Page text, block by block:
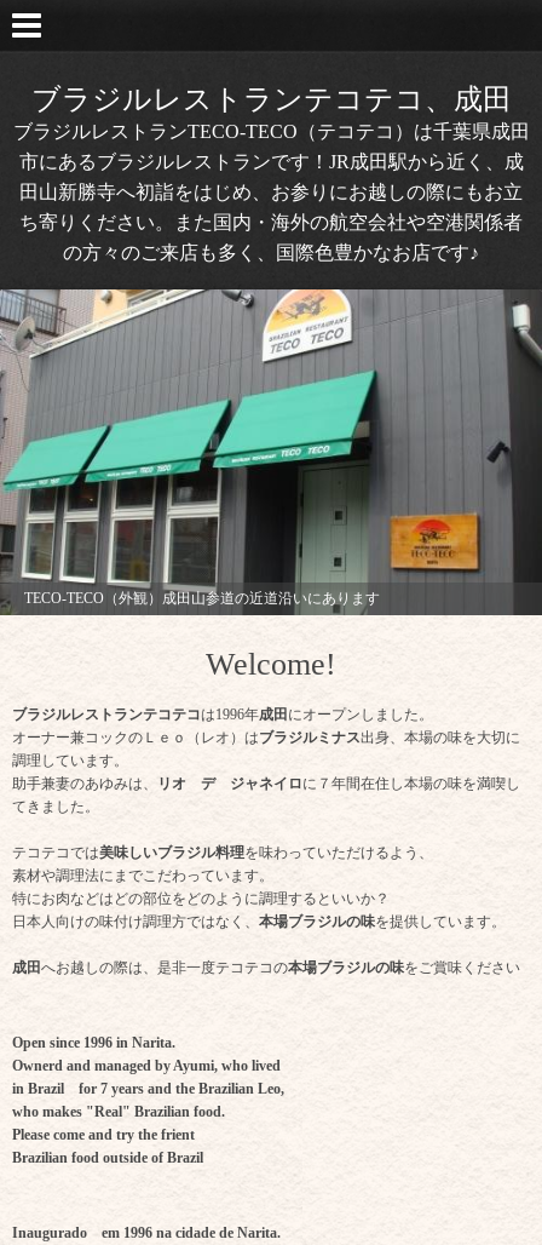
ブラジルレストランテコテコ、成田
ブラジルレストランTECO-TECO（テコテコ）は千葉県成田
市にあるブラジルレストランです！JR成田駅から近く、成
田山新勝寺へ初詣をはじめ、お参りにお越しの際にもお立
ち寄りください。また国内・海外の航空会社や空港関係者
の方々のご来店も多く、国際色豊かなお店です♪
TECO-TECO（外観）成田山参道の近道沿いにあります
Welcome!
ブラジルレストランテコテコは1996年成田 にオープンしました。
オーナー兼コックのＬｅｏ（レオ）はブラジルミナス出身、本場の味を大切に
調理しています。
助手兼妻のあゆみは、
リオ デ ジャネイロに７年間在住し本場の味を満喫し
てきました。
テコテコでは美味しいブラジル料理を味わっていただけるよう、
素材や調理法にまでこだわっています。
特にお肉などはどの部位をどのように調理するといいか？
日本人向けの味付け調理方ではなく、 本場ブラジルの味を提供しています。
成田へお越しの際は、是非一度テコテコの本場ブラジルの味をご賞味ください
Open since 1996 in Narita.
Ownerd and managed by Ayumi, who lived
in Brazil for 7 years and the Brazilian Leo,
who makes "Real" Brazilian food.
Please come and try the frient
Brazilian food outside of Brazil
Inaugurado em 1996 na cidade de Narita.